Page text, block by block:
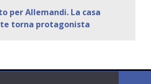
per Allemandi. La casa
torna protagonista